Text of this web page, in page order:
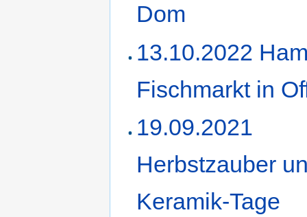
Dom
13.10.2022
Fischmarkt in
19.09.2021
Herbstzauber
Keramik-Tage